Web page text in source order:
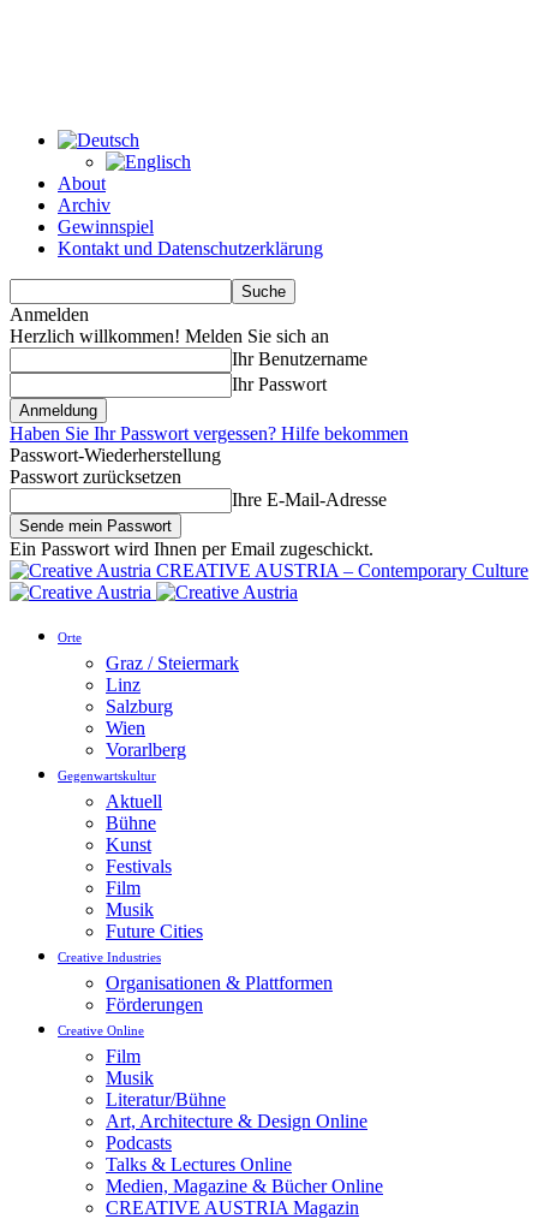
About
Archiv
Gewinnspiel
Kontakt und Datenschutzerklärung
Anmelden
Herzlich willkommen! Melden Sie sich an
Ihr Benutzername
Ihr Passwort
Haben Sie Ihr Passwort vergessen? Hilfe bekommen
Passwort-Wiederherstellung
Passwort zurücksetzen
Ihre E-Mail-Adresse
Ein Passwort wird Ihnen per Email zugeschickt.
CREATIVE AUSTRIA – Contemporary Culture
Orte
Graz / Steiermark
Linz
Salzburg
Wien
Vorarlberg
Gegenwartskultur
Aktuell
Bühne
Kunst
Festivals
Film
Musik
Future Cities
Creative Industries
Organisationen & Plattformen
Förderungen
Creative Online
Film
Musik
Literatur/Bühne
Art, Architecture & Design Online
Podcasts
Talks & Lectures Online
Medien, Magazine & Bücher Online
CREATIVE AUSTRIA Magazin